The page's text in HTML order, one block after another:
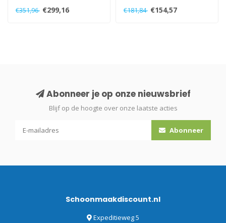
met slechts één persoon...
€351,96 €299,16
vloerreinigingssysteem
ontlast rug, schouders en
€181,84 €154,57
Abonneer je op onze nieuwsbrief
Blijf op de hoogte over onze laatste acties
Abonneer
Schoonmaakdiscount.nl
Expeditieweg 5